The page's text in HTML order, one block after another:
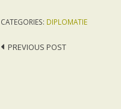
CATEGORIES: DIPLOMATIE
Post
PREVIOUS POST